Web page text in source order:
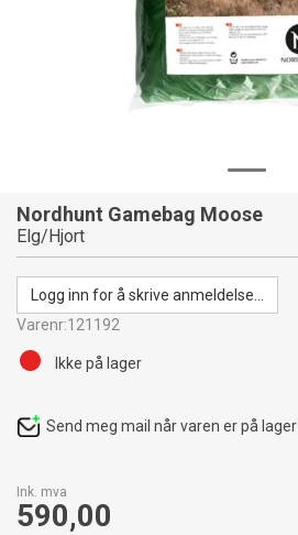
Nordhunt Gamebag Moose
Elg/Hjort
Logg inn for å skrive anmeldelse...
Varenr:121192
Ink. mva
590,00
Ikke på lager
Send meg mail når varen er på lager